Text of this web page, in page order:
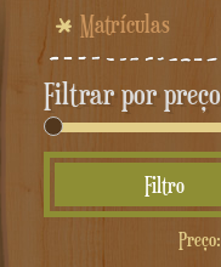
Matrículas
Filtrar por preço
Filtro
Preço: